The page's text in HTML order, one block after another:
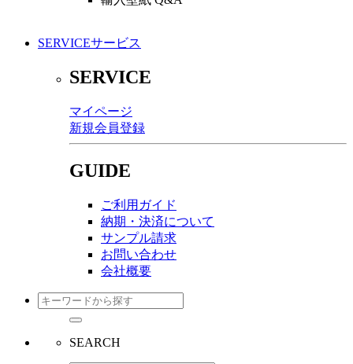
SERVICEサービス
SERVICE
マイページ
新規会員登録
GUIDE
ご利用ガイド
納期・決済について
サンプル請求
お問い合わせ
会社概要
SEARCH